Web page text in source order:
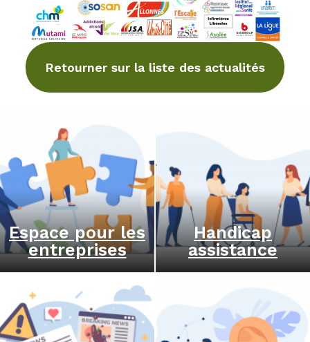
Retourner sur la liste des actualités
Espace pour les
entreprises
Handicap
assistance